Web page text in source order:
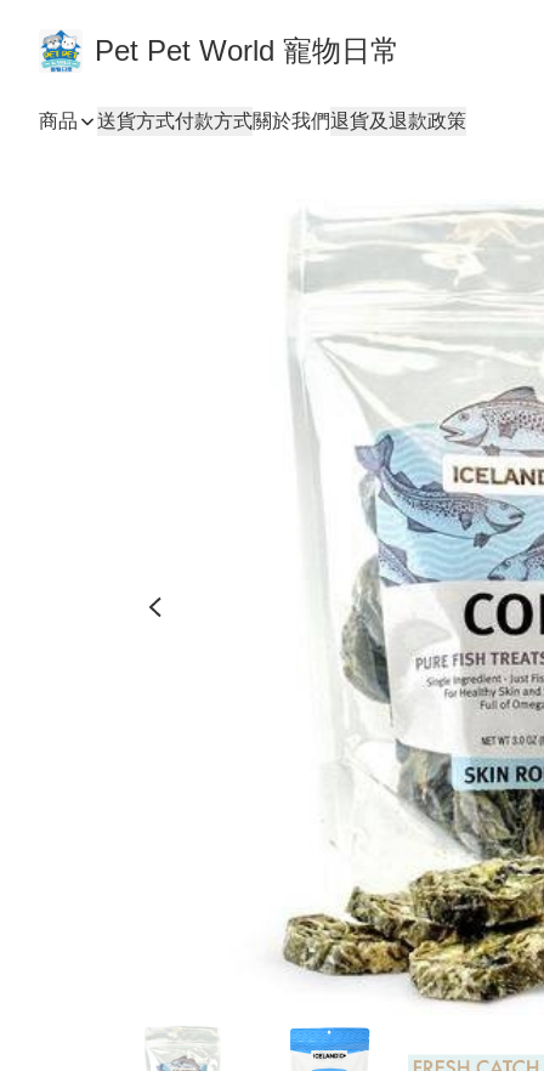
Pet Pet World 寵物日常
商品 送貨方式付款方式關於我們退貨及退款政策